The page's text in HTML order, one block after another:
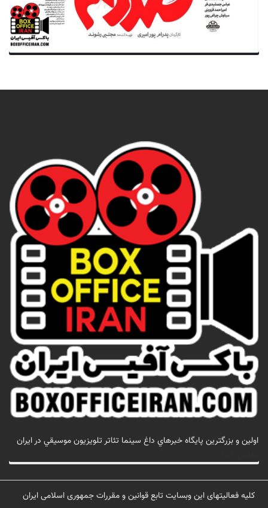
اولين و بزرگترين پايگاه خبرهاي داغ سينما تئاتر تلويزيون موسيقي در ايران
کلیه فعالیتهای این وبسایت تابع قوانین و مقررات جمهوری اسلامی ایران